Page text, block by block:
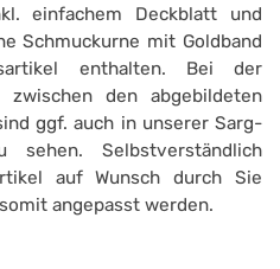
einfachem Deckblatt und
Schmuckurne mit Goldband
enthalten. Bei der
zwischen den abgebildeten
ggf. auch in unserer Sarg-
sehen. Selbstverständlich
auf Wunsch durch Sie
angepasst werden.